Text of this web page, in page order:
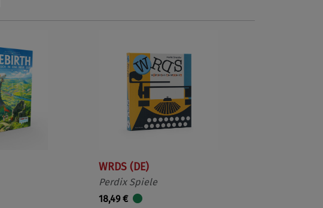
WRDS (DE)
Perdix Spiele
18,49 €